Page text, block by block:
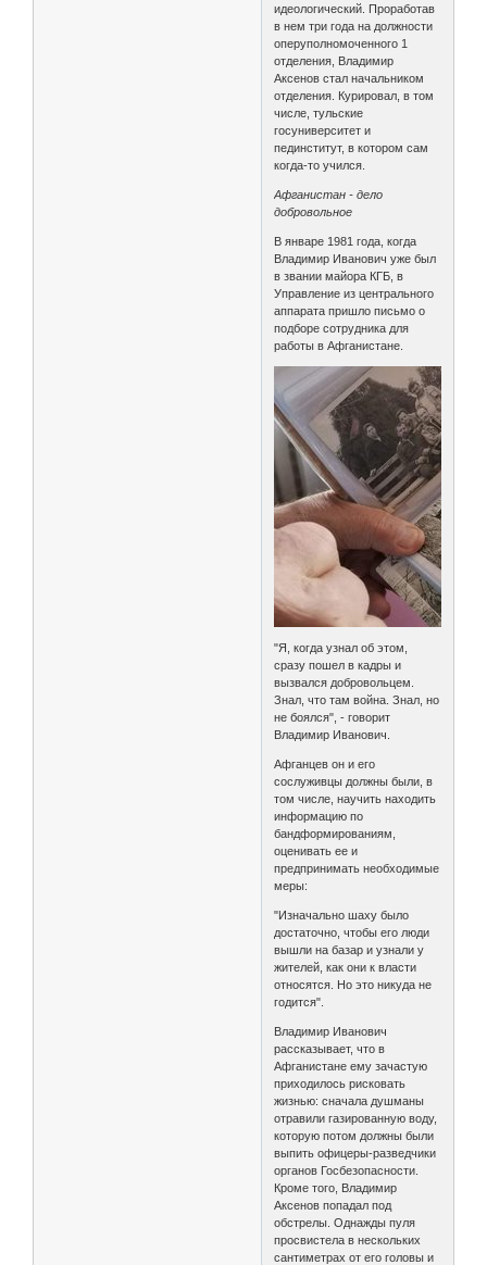
идеологический. Проработав
в нем три года на должности
оперуполномоченного 1
отделения, Владимир
Аксенов стал начальником
отделения. Курировал, в том
числе, тульские
госуниверситет и
пединститут, в котором сам
когда-то учился.
Афганистан - дело
добровольное
В январе 1981 года, когда
Владимир Иванович уже был
в звании майора КГБ, в
Управление из центрального
аппарата пришло письмо о
подборе сотрудника для
работы в Афганистане.
"Я, когда узнал об этом,
сразу пошел в кадры и
вызвался добровольцем.
Знал, что там война. Знал, но
не боялся", - говорит
Владимир Иванович.
Афганцев он и его
сослуживцы должны были, в
том числе, научить находить
информацию по
бандформированиям,
оценивать ее и
предпринимать необходимые
меры:
"Изначально шаху было
достаточно, чтобы его люди
вышли на базар и узнали у
жителей, как они к власти
относятся. Но это никуда не
годится".
Владимир Иванович
рассказывает, что в
Афганистане ему зачастую
приходилось рисковать
жизнью: сначала душманы
отравили газированную воду,
которую потом должны были
выпить офицеры-разведчики
органов Госбезопасности.
Кроме того, Владимир
Аксенов попадал под
обстрелы. Однажды пуля
просвистела в нескольких
сантиметрах от его головы и